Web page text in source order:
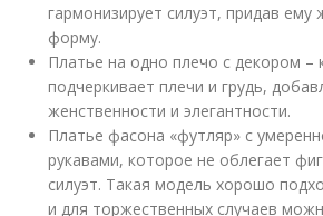
гармонизирует силуэт, придав ему
форму.
Платье на одно плечо с декором –
подчеркивает плечи и грудь,
женственности и элегантности.
Платье фасона «футляр» с
рукавами, которое не облегает
силуэт. Такая модель хорошо
и для торжественных случаев